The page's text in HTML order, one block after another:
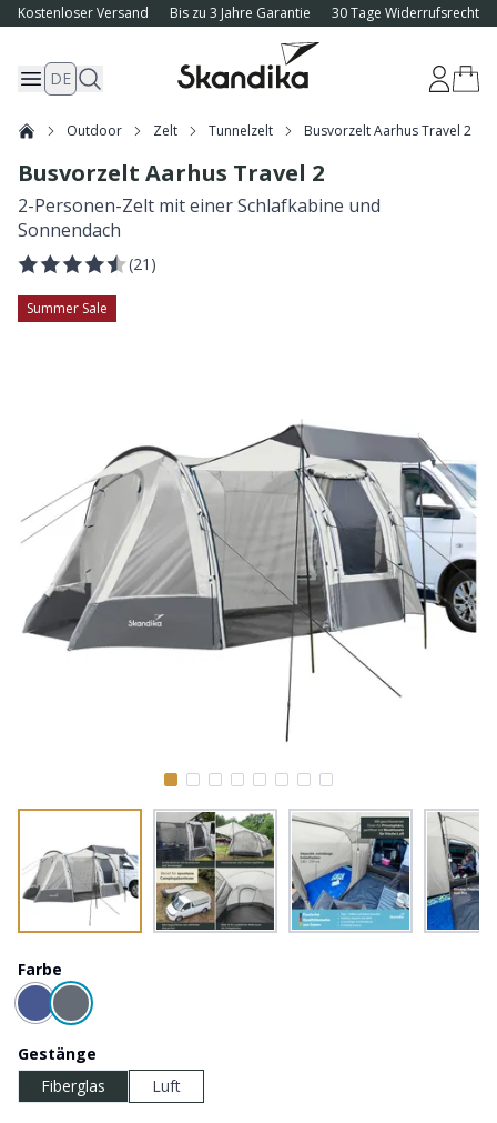
Kostenloser Versand Bis zu 3 Jahre Garantie 30 Tage Widerrufsrecht
DE
Outdoor Zelt Tunnelzelt Busvorzelt Aarhus Travel 2
Busvorzelt Aarhus Travel 2
2-Personen-Zelt mit einer Schlafkabine und
Sonnendach
(21 )
Summer Sale
Farbe
Gestänge
Fiberglas
Luft